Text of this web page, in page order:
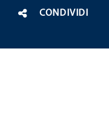
CONDIVIDI